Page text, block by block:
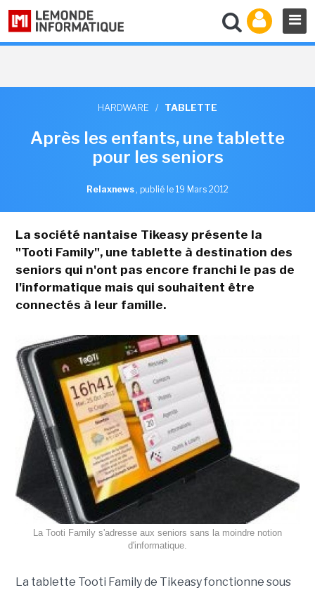
HARDWARE / TABLETTE
Après les enfants, une tablette
pour les seniors
Relaxnews , publié le 19 Mars 2012
La société nantaise Tikeasy présente la
"Tooti Family", une tablette à destination des
seniors qui n'ont pas encore franchi le pas de
l'informatique mais qui souhaitent être
connectés à leur famille.
La Tooti Family s'adresse aux seniors sans la moindre notion
d'informatique.
La tablette Tooti Family de Tikeasy fonctionne sous